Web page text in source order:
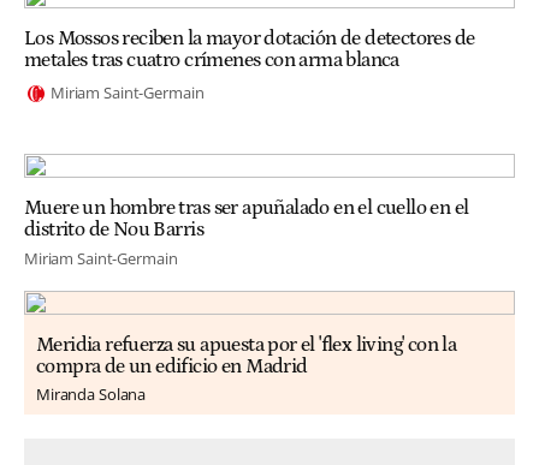
Los Mossos reciben la mayor dotación de detectores de
metales tras cuatro crímenes con arma blanca
Miriam Saint-Germain
Muere un hombre tras ser apuñalado en el cuello en el
distrito de Nou Barris
Miriam Saint-Germain
Meridia refuerza su apuesta por el 'flex living' con la
compra de un edificio en Madrid
Miranda Solana